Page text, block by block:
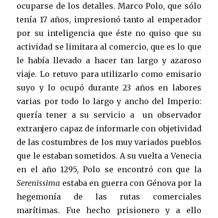
ocuparse de los detalles. Marco Polo, que sólo
tenía 17 años, impresionó tanto al emperador
por su inteligencia que éste no quiso que su
actividad se limitara al comercio, que es lo que
le había llevado a hacer tan largo y azaroso
viaje. Lo retuvo para utilizarlo como emisario
suyo y lo ocupó durante 23 años en labores
varias por todo lo largo y ancho del Imperio:
quería tener a su servicio a un observador
extranjero capaz de informarle con objetividad
de las costumbres de los muy variados pueblos
que le estaban sometidos. A su vuelta a Venecia
en el año 1295, Polo se encontró con que la
Serenissima estaba en guerra con Génova por la
hegemonía de las rutas comerciales
marítimas. Fue hecho prisionero y a ello